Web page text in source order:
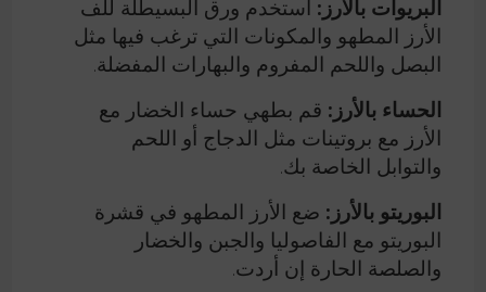
البريوات بالأرز: استخدم ورق البسيطلة للف
الأرز المطهو والمكونات التي ترغب فيها مثل
البصل واللحم المفروم والبهارات المفضلة.
الحساء بالأرز: قم بطهي حساء الخضار مع
الأرز مع بروتينات مثل الدجاج أو اللحم
والتوابل الخاصة بك.
البوريتو بالأرز: ضع الأرز المطهو في قشرة
البوريتو مع الفاصوليا والجبن والخضار
والصلصة الحارة إن أردت.